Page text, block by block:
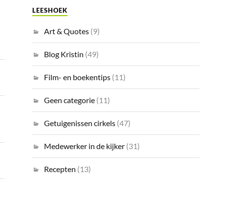
LEESHOEK
Art & Quotes (9)
Blog Kristin (49)
Film- en boekentips (11)
Geen categorie (11)
Getuigenissen cirkels (47)
Medewerker in de kijker (31)
Recepten (13)